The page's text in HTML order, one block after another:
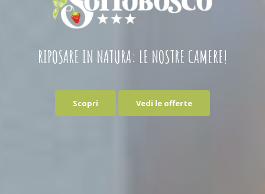
RIPOSARE IN NATURA: LE NOSTRE CAMERE!
Scopri Vedi le offerte